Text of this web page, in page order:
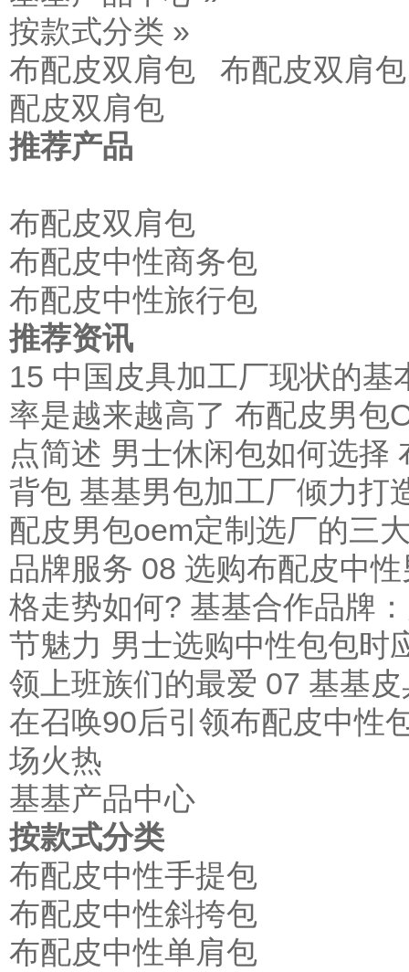
按款式分类 »
布配皮双肩包 布配皮双肩包
配皮双肩包
推荐产品
布配皮双肩包
布配皮中性商务包
布配皮中性旅行包
推荐资讯
15 中国皮具加工厂现状的基
率是越来越高了 布配皮男包
点简述 男士休闲包如何选择
背包 基基男包加工厂倾力打
配皮男包oem定制选厂的三
品牌服务 08 选购布配皮中
格走势如何? 基基合作品牌
节魅力 男士选购中性包包时
领上班族们的最爱 07 基基
在召唤90后引领布配皮中性
场火热
基基产品中心
按款式分类
布配皮中性手提包
布配皮中性斜挎包
布配皮中性单肩包